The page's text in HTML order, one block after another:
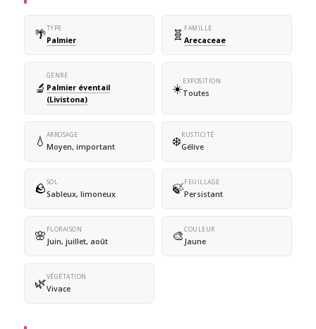
🌴TYPE
Palmier 🧬 FAMILLE
Arecaceae
🔬
GENRE
Palmier éventail
(Livistona)
☀️EXPOSITION
Toutes
💧 ARROSAGE
Moyen, important ❄️RUSTICITÉ
Gélive
🪨SOL
Sableux, limoneux 🍃FEUILLAGE
Persistant
🌸 FLORAISON
Juin, juillet, août 🎨COULEUR
Jaune
🌿VÉGÉTATION
Vivace